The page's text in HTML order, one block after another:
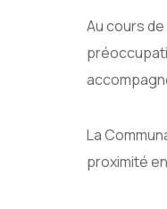
Au cours
La
proximité